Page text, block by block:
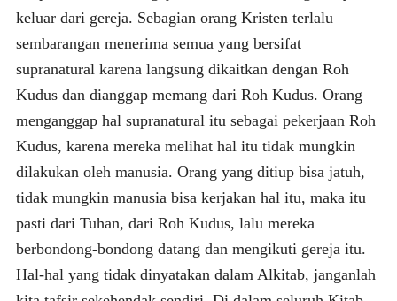
keluar dari gereja. Sebagian orang Kristen terlalu
sembarangan menerima semua yang bersifat
supranatural karena langsung dikaitkan dengan Roh
Kudus dan dianggap memang dari Roh Kudus. Orang
menganggap hal supranatural itu sebagai pekerjaan Roh
Kudus, karena mereka melihat hal itu tidak mungkin
dilakukan oleh manusia. Orang yang ditiup bisa jatuh,
tidak mungkin manusia bisa kerjakan hal itu, maka itu
pasti dari Tuhan, dari Roh Kudus, lalu mereka
berbondong-bondong datang dan mengikuti gereja itu.
Hal-hal yang tidak dinyatakan dalam Alkitab, janganlah